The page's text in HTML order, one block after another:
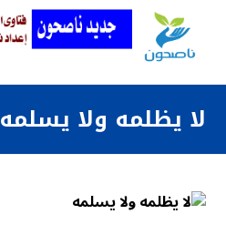
لا يظلمه ولا يسلمه